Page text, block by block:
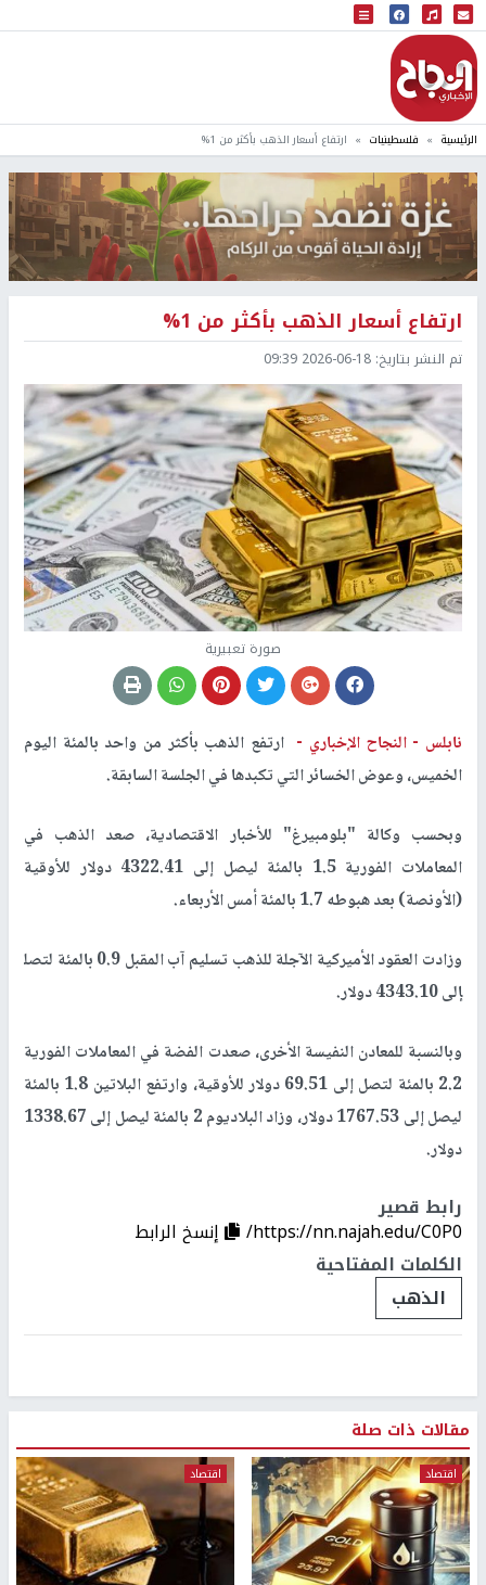
البث المباشر
إذاعة النجاح
الرئيسية فلسطينيات ارتفاع أسعار الذهب بأكثر من 1%
ارتفاع أسعار الذهب بأكثر من 1%
تم النشر بتاريخ: 2026-06-18 09:39
صورة تعبيرية
نابلس -النجاح الإخباري - ارتفع الذهب ⁠بأكثر من واحد بالمئة اليوم
الخميس، وعوض الخسائر التي تكبدها في الجلسة السابقة.
وبحسب وكالة "بلومبيرغ" للأخبار الاقتصادية، صعد الذهب في
المعاملات ‌الفورية ‌1.5 ​بالمئة ليصل إلى 4322.41 دولار للأوقية
(الأونصة) بعد هبوطه 1.7 بالمئة أمس الأربعاء.
وزادت العقود الأميركية الآجلة للذهب تسليم آب المقبل 0.9 بالمئة لتصل​
إلى 4343.10 دولار.
وبالنسبة للمعادن النفيسة الأخرى، ​صعدت الفضة في المعاملات الفورية
2.2 ⁠بالمئة لتصل إلى ​69.51 دولار للأوقية، وارتفع البلاتين 1.8 بالمئة
ليصل إلى 1767.53 دولار، وزاد البلاديوم 2 بالمئة ليصل إلى 1338.67
دولار.
رابط قصير
https://nn.najah.edu/C0P0/
إنسخ الرابط
الكلمات المفتاحية
الذهب
مقالات ذات صلة
اقتصاد اقتصاد